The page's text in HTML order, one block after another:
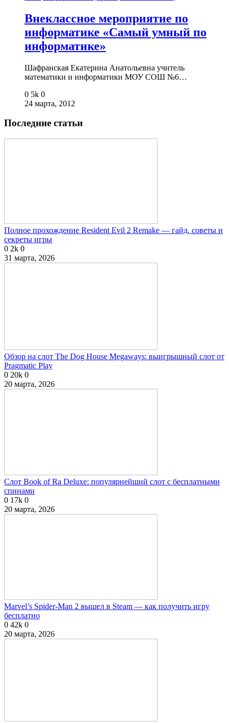
Внеклассное мероприятие по
информатике «Самый умный по
информатике»
Шафранская Екатерина Анатольевна учитель
математики и информатики МОУ СОШ №6…
0 5k 0
24 марта, 2012
Последние статьи
Полное прохождение Resident Evil 2 Remake — гайд, советы и
секреты игры
0 2k 0
31 марта, 2026
Обзор на слот The Dog House Megaways: выигрышный слот от
Pragmatic Play
0 20k 0
20 марта, 2026
Слот Book of Ra Deluxe: популярнейший слот с бесплатными
спинами
0 17k 0
20 марта, 2026
Marvel’s Spider-Man 2 вышел в Steam — как получить игру
бесплатно
0 42k 0
20 марта, 2026